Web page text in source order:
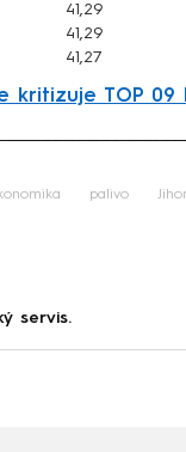
41,29
41,29
41,27
kritizuje TOP
palivo
servis.